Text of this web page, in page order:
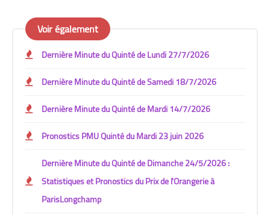
Voir également
Dernière Minute du Quinté de Lundi 27/7/2026
Dernière Minute du Quinté de Samedi 18/7/2026
Dernière Minute du Quinté de Mardi 14/7/2026
Pronostics PMU Quinté du Mardi 23 juin 2026
Dernière Minute du Quinté de Dimanche 24/5/2026 :
Statistiques et Pronostics du Prix de l'Orangerie à
ParisLongchamp